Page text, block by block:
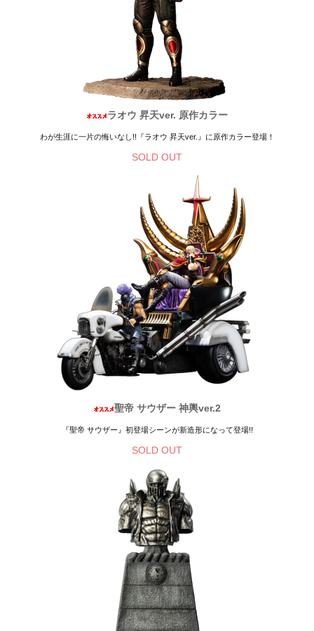
ラオウ 昇天ver. 原作カラー
わが生涯に一片の悔いなし!!『ラオウ 昇天ver.』に原作カラー登場！
SOLD OUT
聖帝 サウザー 神輿ver.2
『聖帝 サウザー』初登場シーンが新造形になって登場!!
SOLD OUT